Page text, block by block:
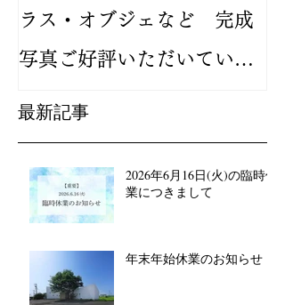
ラス・オブジェなど 完成
写真ご好評いただいていま
最新記事
2026年6月16日(火)の臨時休
業につきまして
年末年始休業のお知らせ